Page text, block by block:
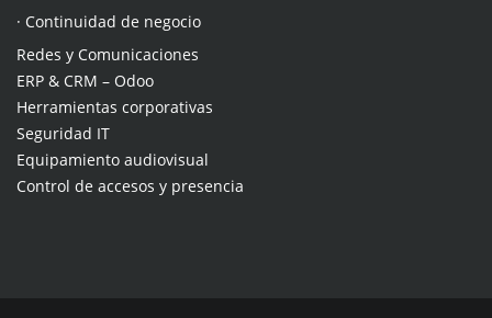
· Continuidad de negocio
Redes y Comunicaciones
ERP & CRM – Odoo
Herramientas corporativas
Seguridad IT
Equipamiento audiovisual
Control de accesos y presencia